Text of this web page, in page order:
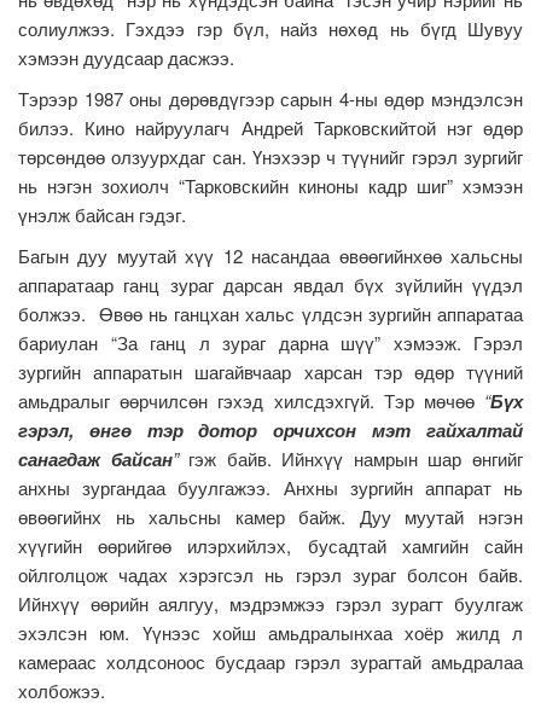
солиулжээ. Гэхдээ гэр бүл, найз нөхөд нь бүгд Шувуу
хэмээн дуудсаар дасжээ.
Тэрээр 1987 оны дөрөвдүгээр сарын 4-ны өдөр мэндэлсэн
билээ. Кино найруулагч Андрей Тарковскийтой нэг өдөр
төрсөндөө олзуурхдаг сан. Үнэхээр ч түүнийг гэрэл зургийг
нь нэгэн зохиолч “Тарковскийн киноны кадр шиг” хэмээн
үнэлж байсан гэдэг.
Багын дуу муутай хүү 12 насандаа өвөөгийнхөө хальсны
аппаратаар ганц зураг дарсан явдал бүх зүйлийн үүдэл
болжээ. Өвөө нь ганцхан хальс үлдсэн зургийн аппаратаа
бариулан “За ганц л зураг дарна шүү” хэмээж. Гэрэл
зургийн аппаратын шагайвчаар харсан тэр өдөр түүний
амьдралыг өөрчилсөн гэхэд хилсдэхгүй. Тэр мөчөө “Бүх
гэрэл, өнгө тэр дотор орчихсон мэт гайхалтай
санагдаж байсан” гэж байв. Ийнхүү намрын шар өнгийг
анхны зургандаа буулгажээ. Анхны зургийн аппарат нь
өвөөгийнх нь хальсны камер байж. Дуу муутай нэгэн
хүүгийн өөрийгөө илэрхийлэх, бусадтай хамгийн сайн
ойлголцож чадах хэрэгсэл нь гэрэл зураг болсон байв.
Ийнхүү өөрийн аялгуу, мэдрэмжээ гэрэл зурагт буулгаж
эхэлсэн юм. Үүнээс хойш амьдралынхаа хоёр жилд л
камераас холдсоноос бусдаар гэрэл зурагтай амьдралаа
холбожээ.